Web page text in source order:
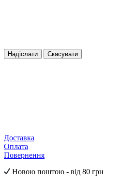
Надіслати Скасувати
Доставка
Оплата
Повернення
Новою поштою - від 80 грн